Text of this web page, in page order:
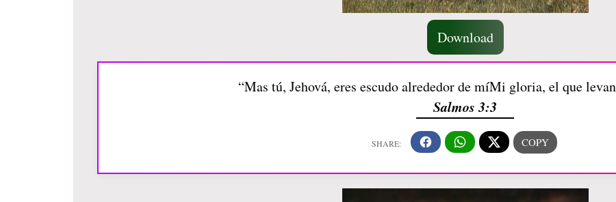
Download
“Mas tú, Jehová, eres escudo alrededor de míMi gloria, el que
Salmos 3:3